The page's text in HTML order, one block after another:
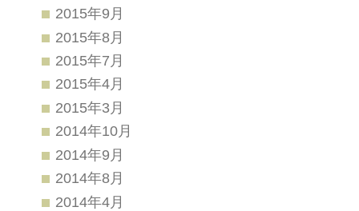
2015年9月
2015年8月
2015年7月
2015年4月
2015年3月
2014年10月
2014年9月
2014年8月
2014年4月